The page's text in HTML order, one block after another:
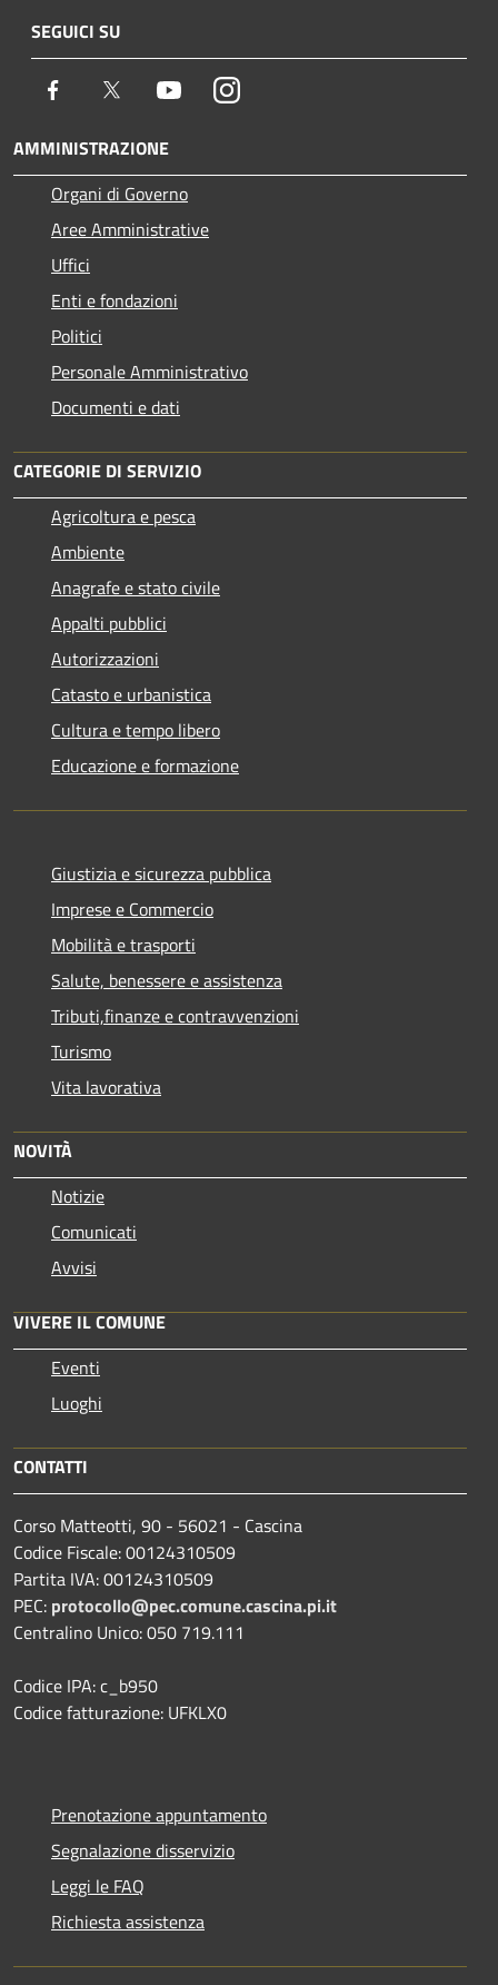
SEGUICI SU
Facebook Twitter YoutubeInstagram
AMMINISTRAZIONE
Organi di Governo
Aree Amministrative
Uffici
Enti e fondazioni
Politici
Personale Amministrativo
Documenti e dati
CATEGORIE DI SERVIZIO
Agricoltura e pesca
Ambiente
Anagrafe e stato civile
Appalti pubblici
Autorizzazioni
Catasto e urbanistica
Cultura e tempo libero
Educazione e formazione
Giustizia e sicurezza pubblica
Imprese e Commercio
Mobilità e trasporti
Salute, benessere e assistenza
Tributi,finanze e contravvenzioni
Turismo
Vita lavorativa
NOVITÀ
Notizie
Comunicati
Avvisi
VIVERE IL COMUNE
Eventi
Luoghi
CONTATTI
Corso Matteotti, 90 - 56021 - Cascina
Codice Fiscale: 00124310509
Partita IVA: 00124310509
PEC: protocollo@pec.comune.cascina.pi.it
Centralino Unico: 050 719.111
Codice IPA: c_b950
Codice fatturazione: UFKLX0
Prenotazione appuntamento
Segnalazione disservizio
Leggi le FAQ
Richiesta assistenza